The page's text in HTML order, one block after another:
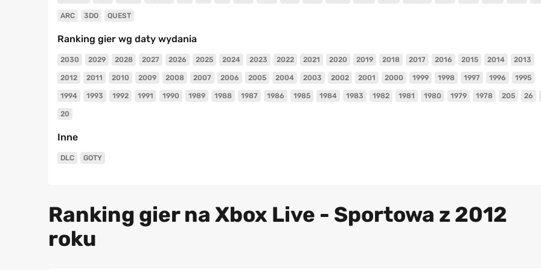
ARC 3DO QUEST
Ranking gier wg daty wydania
2030 2029 2028 2027 2026 2025 2024 2023 2022 2021 2020 2019 2018 2017 2016 2015 2014 2013
2012 2011 2010 2009 2008 2007 2006 2005 2004 2003 2002 2001 2000 1999 1998 1997 1996 1995
1994 1993 1992 1991 1990 1989 1988 1987 1986 1985 1984 1983 1982 1981 1980 1979 1978 205 26
20
Inne
DLC GOTY
Ranking gier na Xbox Live - Sportowa z 2012
roku